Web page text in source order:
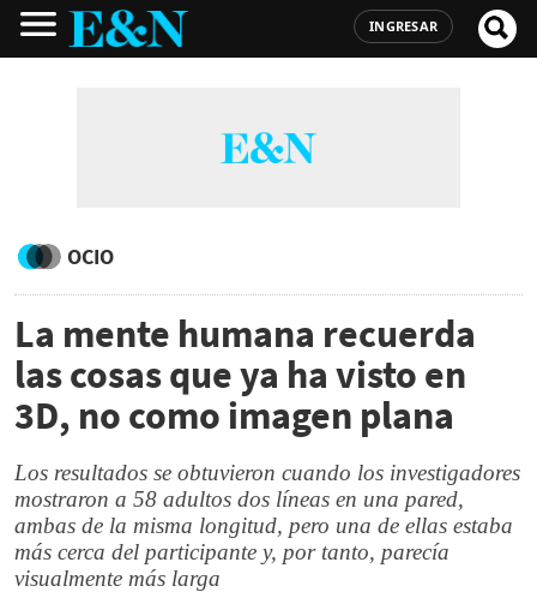
INGRESAR
OCIO
La mente humana recuerda
las cosas que ya ha visto en
3D, no como imagen plana
Los resultados se obtuvieron cuando los investigadores
mostraron a 58 adultos dos líneas en una pared,
ambas de la misma longitud, pero una de ellas estaba
más cerca del participante y, por tanto, parecía
visualmente más larga